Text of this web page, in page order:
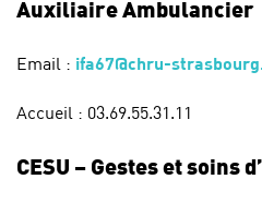
Auxiliaire Ambulancier
Email : ifa67@chru-
Accueil : 03.69.55.31.11
CESU – Gestes et soins